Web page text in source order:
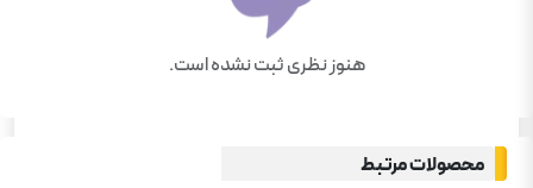
هنوز نظری ثبت نشده است.
محصولات مرتبط